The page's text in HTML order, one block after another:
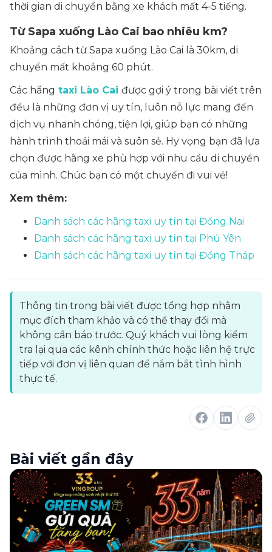
thời gian di chuyển bằng xe khách mất 4-5 tiếng.
Từ Sapa xuống Lào Cai bao nhiêu km?
Khoảng cách từ Sapa xuống Lào Cai là 30km, di
chuyển mất khoảng 60 phút.
Các hãng taxi Lào Cai được gợi ý trong bài viết trên
đều là những đơn vị uy tín, luôn nỗ lực mang đến
dịch vụ nhanh chóng, tiện lợi, giúp bạn có những
hành trình thoải mái và suôn sẻ. Hy vọng bạn đã lựa
chọn được hãng xe phù hợp với nhu cầu di chuyển
của mình. Chúc bạn có một chuyến đi vui vẻ!
Xem thêm:
Danh sách các hãng taxi uy tín tại Đồng Nai
Danh sách các hãng taxi uy tín tại Phú Yên
Danh sách các hãng taxi uy tín tại Đồng Tháp
Thông tin trong bài viết được tổng hợp nhằm
mục đích tham khảo và có thể thay đổi mà
không cần báo trước. Quý khách vui lòng kiểm
tra lại qua các kênh chính thức hoặc liên hệ trực
tiếp với đơn vị liên quan để nắm bắt tình hình
thực tế.
Bài viết gần đây